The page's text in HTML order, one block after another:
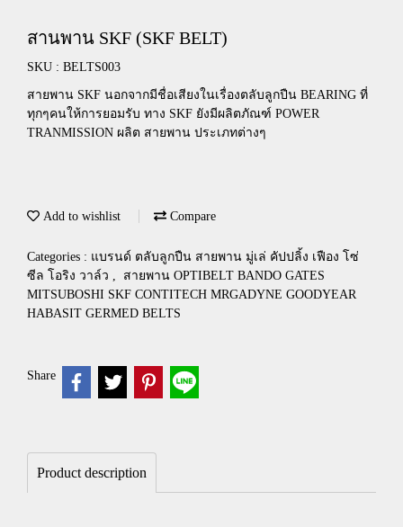
สานพาน SKF (SKF BELT)
SKU : BELTS003
สายพาน SKF นอกจากมีชื่อเสียงในเรื่องตลับลูกปืน BEARING ที่
ทุกๆคนให้การยอมรับ ทาง SKF ยังมีผลิตภัณฑ์ POWER
TRANMISSION ผลิต สายพาน ประเภทต่างๆ
Add to wishlist Compare
Categories : แบรนด์ ตลับลูกปืน สายพาน มู่เล่ คัปปลิ้ง เฟือง โซ่
ซีล โอริง วาล์ว ,
สายพาน OPTIBELT BANDO GATES
MITSUBOSHI SKF CONTITECH MRGADYNE GOODYEAR
HABASIT GERMED BELTS
Share
Product description